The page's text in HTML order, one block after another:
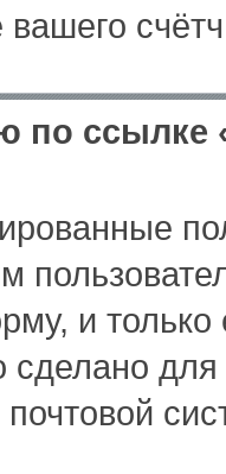
вашего
по ссылке
и только
для
почтовой